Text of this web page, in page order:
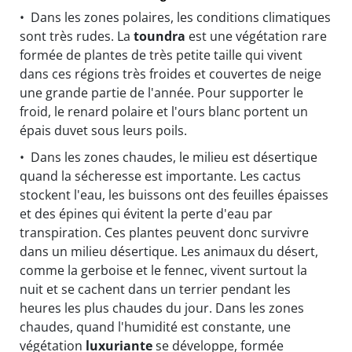
• Dans les zones polaires, les conditions climatiques
sont très rudes. La toundra est une végétation rare
formée de plantes de très petite taille qui vivent
dans ces régions très froides et couvertes de neige
une grande partie de l'année. Pour supporter le
froid, le renard polaire et l'ours blanc portent un
épais duvet sous leurs poils.
• Dans les zones chaudes, le milieu est désertique
quand la sécheresse est importante. Les cactus
stockent l'eau, les buissons ont des feuilles épaisses
et des épines qui évitent la perte d'eau par
transpiration. Ces plantes peuvent donc survivre
dans un milieu désertique. Les animaux du désert,
comme la gerboise et le fennec, vivent surtout la
nuit et se cachent dans un terrier pendant les
heures les plus chaudes du jour. Dans les zones
chaudes, quand l'humidité est constante, une
végétation luxuriantese développe, formée